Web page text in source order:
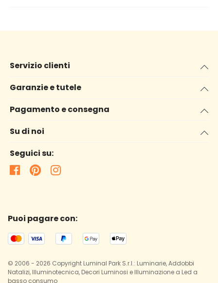
Servizio clienti
Garanzie e tutele
Pagamento e consegna
Su di noi
Seguici su:
Puoi pagare con:
© 2006 - 2026 Copyright Luminal Park S.r.l.: Luminarie, Addobbi
Natalizi, Illuminotecnica, Decori Luminosi e Illuminazione a Led a
basso consumo